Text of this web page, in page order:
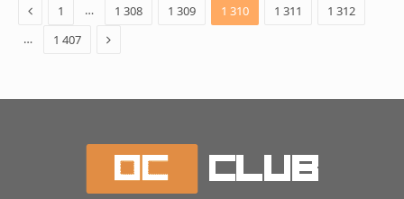
Previous
1 … 1 308 1 309 1 310 1 311
1 312
…
1 407 Next